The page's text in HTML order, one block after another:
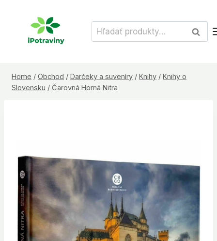
Hľadať:
Home / Obchod / Darčeky a suveníry / Knihy / Knihy o
Slovensku / Čarovná Horná Nitra